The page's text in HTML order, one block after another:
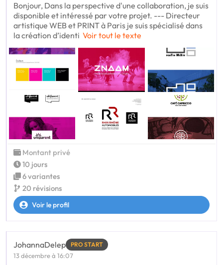
Bonjour, Dans la perspective d'une collaboration, je suis
disponible et intéressé par votre projet. --- Directeur
artistique WEB et PRINT à Paris je suis spécialisé dans
la création d’identi Voir tout le texte
Montant privé
10 jours
6 variantes
20 révisions
Voir le profil
JohannaDelep PRO START
13 décembre à 16:07